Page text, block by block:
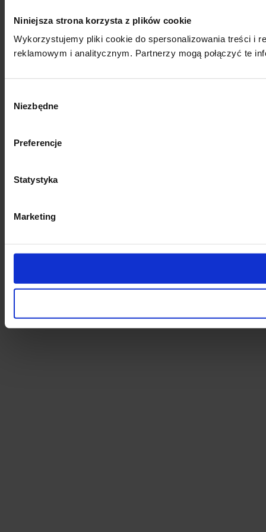
Niniejsza strona korzysta z plików cookie
Wykorzystujemy pliki cookie do spersonalizowania treści i
reklamowym i analitycznym. Partnerzy mogą połączyć te
zgody
Niezbędne
Preferencje
Statystyka
Marketing